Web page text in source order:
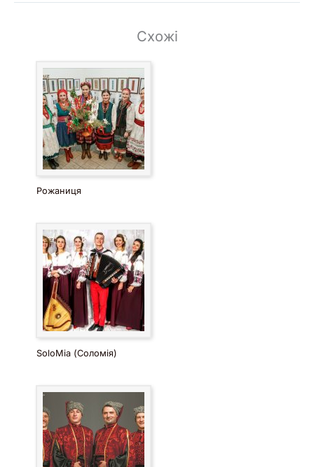
Схожі
Рожаниця
SoloMia (Соломія)